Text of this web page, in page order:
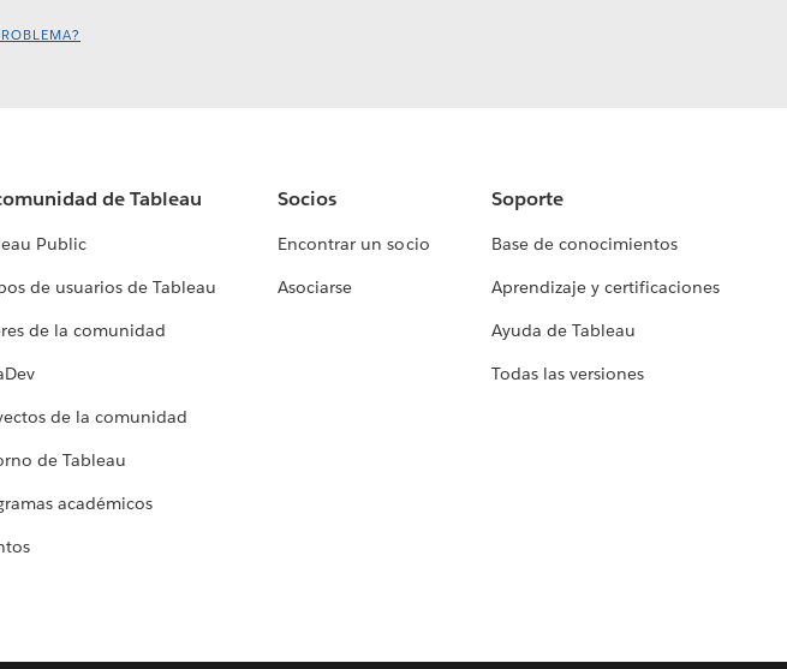
de Tableau
Public
de usuarios de Tableau
de la comunidad
de la comunidad
de Tableau
académicos
Socios
Encontrar un socio
Asociarse
Soporte
Base de conocimientos
Aprendizaje y certificaciones
Ayuda de Tableau
Todas las versiones